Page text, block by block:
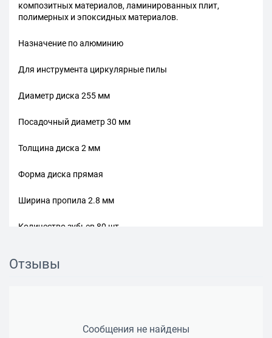
композитных материалов, ламинированных плит,
полимерных и эпоксидных материалов.
Назначение по алюминию
Для инструмента циркулярные пилы
Диаметр диска 255 мм
Посадочный диаметр 30 мм
Толщина диска 2 мм
Форма диска прямая
Ширина пропила 2.8 мм
Количество зубьев 80 шт
Отзывы
Сообщения не найдены